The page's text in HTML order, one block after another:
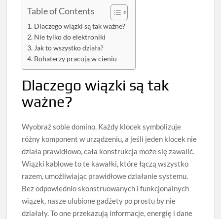
Table of Contents
Dlaczego wiązki są tak ważne?
Nie tylko do elektroniki
Jak to wszystko działa?
Bohaterzy pracują w cieniu
Dlaczego wiązki są tak
ważne?
Wyobraź sobie domino. Każdy klocek symbolizuje
różny komponent w urządzeniu, a jeśli jeden klocek nie
działa prawidłowo, cała konstrukcja może się zawalić.
Wiązki kablowe to te kawałki, które łączą wszystko
razem, umożliwiając prawidłowe działanie systemu.
Bez odpowiednio skonstruowanych i funkcjonalnych
wiązek, nasze ulubione gadżety po prostu by nie
działały. To one przekazują informacje, energię i dane